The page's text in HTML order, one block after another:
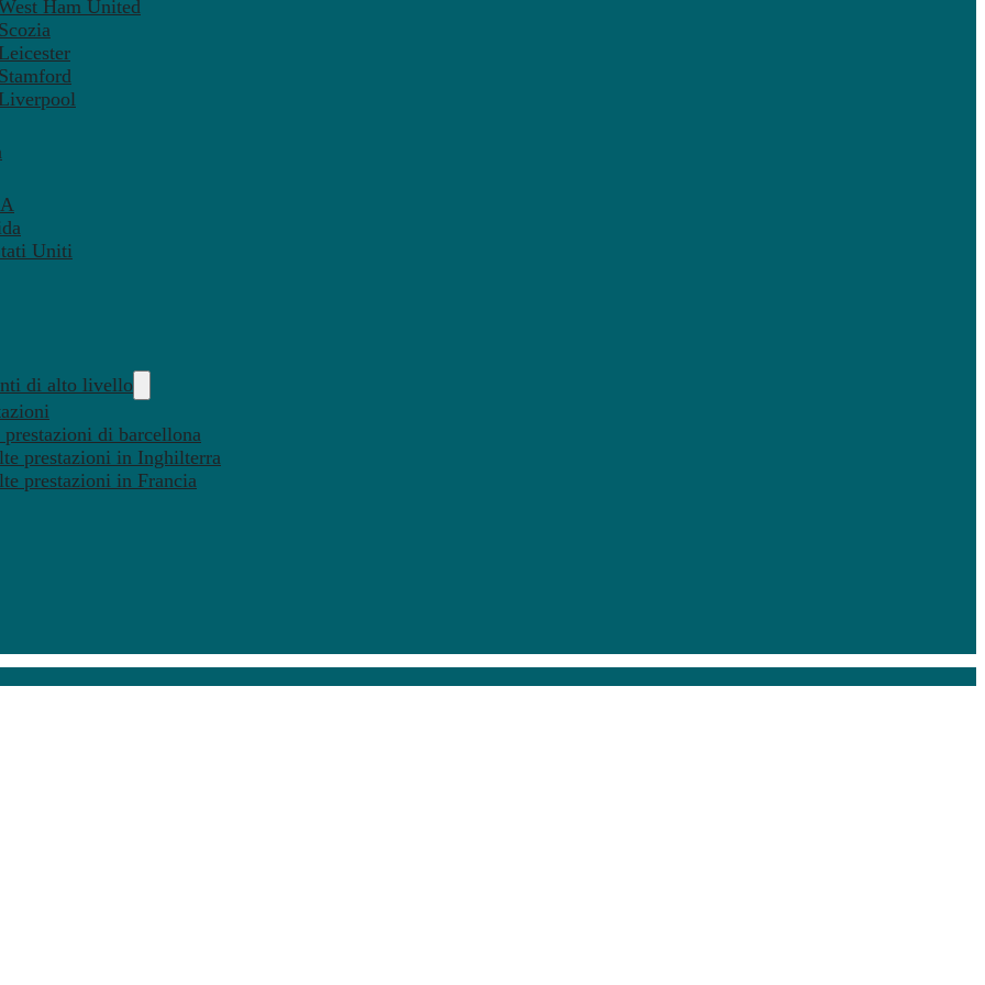
Ham United
Uniti
di alto livello
di barcellona
prestazioni in Inghilterra
prestazioni in Francia